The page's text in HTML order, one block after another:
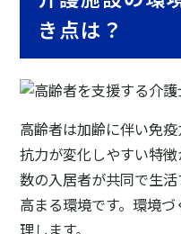
き点は？
高齢者は加齢に伴い免
抗力が変化しやすい特
数の入居者が共同で生
高まる環境です。環境
理します。